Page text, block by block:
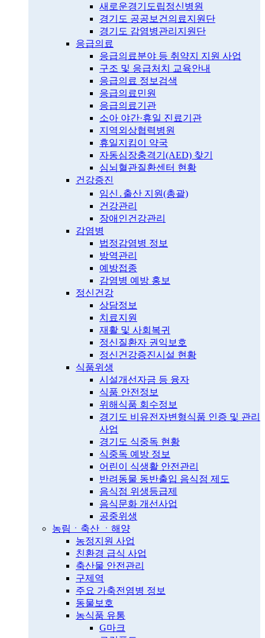
새로운경기도립정신병원
경기도 공공보건의료지원단
경기도 감염병관리지원단
응급의료
응급의료분야 등 취약지 지원 사업
구조 및 응급처치 교육안내
응급의료 정보검색
응급의료민원
응급의료기관
소아 야간·휴일 진료기관
지역외상협력병원
휴일지킴이 약국
자동심장충격기(AED) 찾기
심뇌혈관질환센터 현황
건강증진
임신․출산 지원(총괄)
건강관리
장애인건강관리
감염병
법정감염병 정보
방역관리
예방접종
감염병 예방 홍보
정신건강
상담정보
치료지원
재활 및 사회복귀
정신질환자 권익보호
정신건강증진시설 현황
식품위생
시설개선자금 등 융자
식품 안전정보
위해식품 회수정보
경기도 비유전자변형식품 인증 및 관리
사업
경기도 식중독 현황
식중독 예방 정보
어린이 식생활 안전관리
반려동물 동반출입 음식점 제도
음식점 위생등급제
음식문화 개선사업
공중위생
농림ㆍ축산 ㆍ해양
농정지원 사업
친환경 급식 사업
축산물 안전관리
구제역
주요 가축전염병 정보
동물보호
농식품 유통
G마크